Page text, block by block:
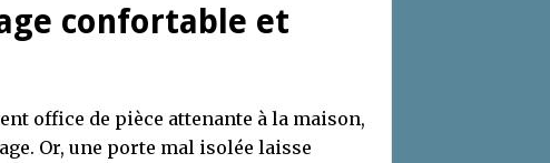
confortable et
office de pièce attenante à la maison,
Or, une porte mal isolée laisse